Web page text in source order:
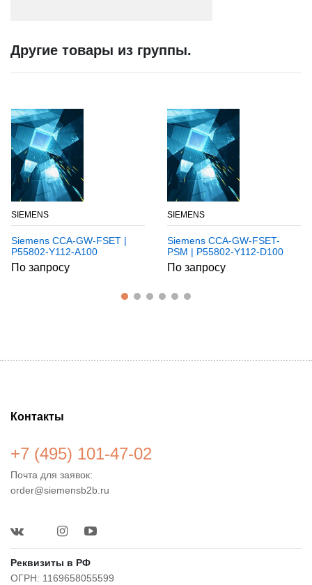
Другие товары из группы.
SIEMENS
Siemens CCA-GW-FSET |
P55802-Y112-A100
По запросу
SIEMENS
Siemens CCA-GW-FSET-
PSM | P55802-Y112-D100
По запросу
Контакты
+7 (495) 101-47-02
Почта для заявок:
order@siemensb2b.ru
Реквизиты в РФ
ОГРН: 1169658055599